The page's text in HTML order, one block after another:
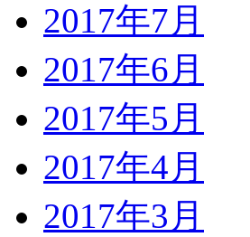
2017年7月
2017年6月
2017年5月
2017年4月
2017年3月